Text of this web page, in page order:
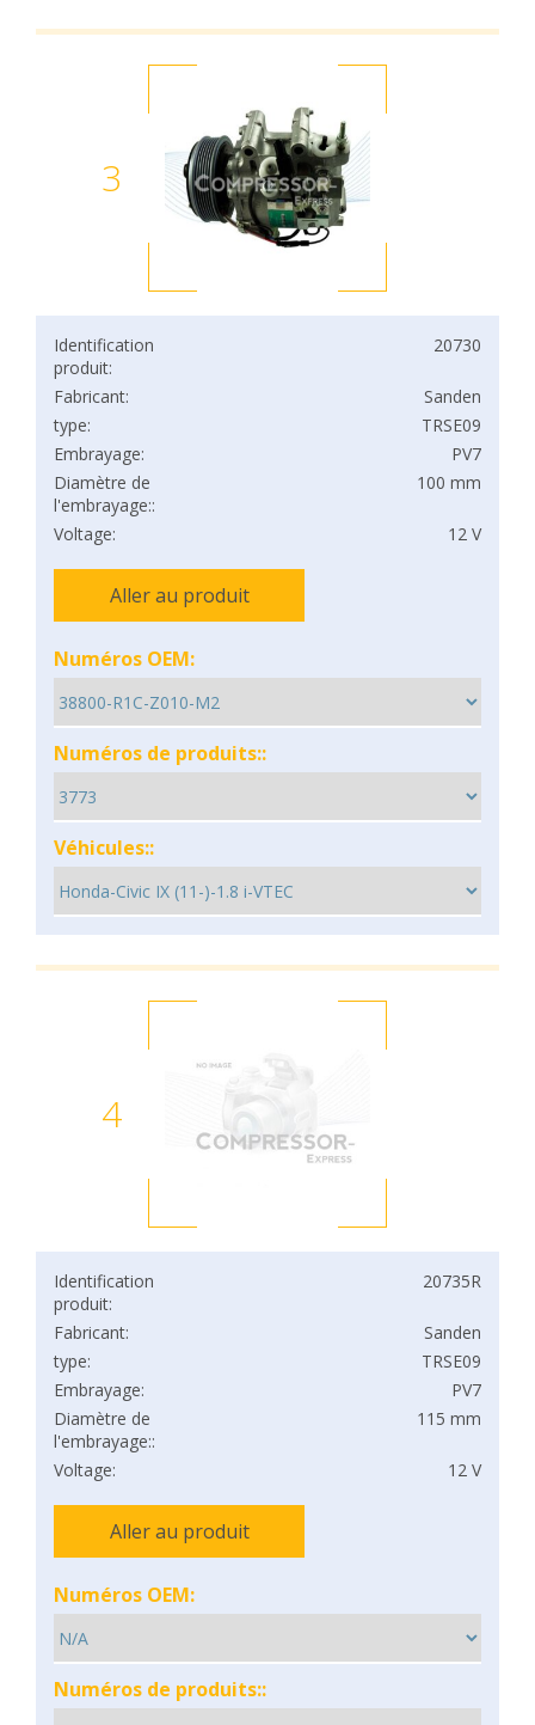
3
Identification
produit:
20730
Fabricant:
Sanden
type:
TRSE09
Embrayage:
PV7
Diamètre de
l'embrayage::
100 mm
Voltage: 12 V
Aller au produit
Numéros OEM:
Numéros de produits::
Véhicules::
4
Identification
produit:
20735R
Fabricant:
Sanden
type:
TRSE09
Embrayage:
PV7
Diamètre de
l'embrayage::
115 mm
Voltage: 12 V
Aller au produit
Numéros OEM:
Numéros de produits::